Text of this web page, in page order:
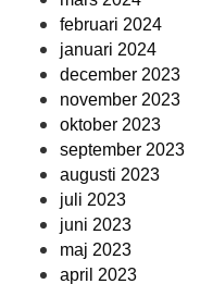
februari 2024
januari 2024
december 2023
november 2023
oktober 2023
september 2023
augusti 2023
juli 2023
juni 2023
maj 2023
april 2023